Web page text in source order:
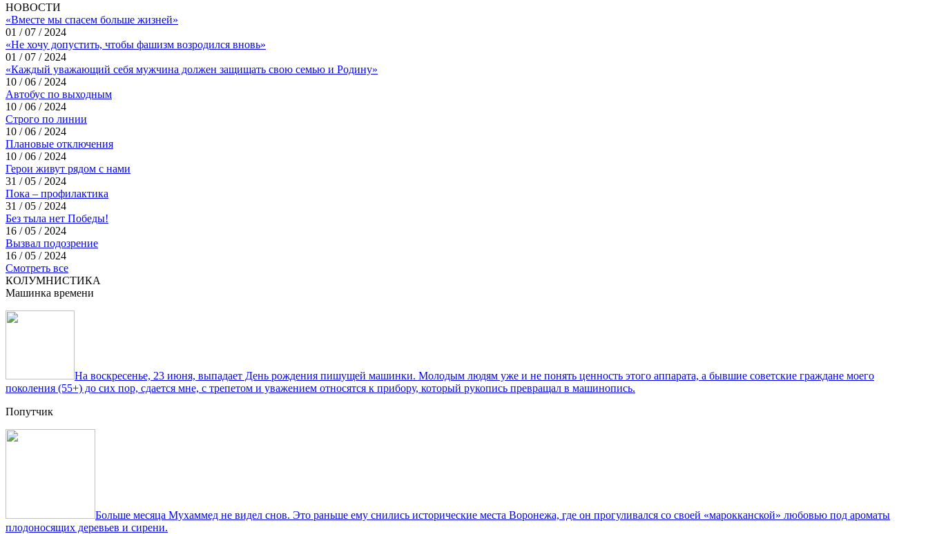
НОВОСТИ
«Вместе мы спасем больше жизней»
01 / 07 / 2024
«Не хочу допустить, чтобы фашизм возродился вновь»
01 / 07 / 2024
«Каждый уважающий себя мужчина должен защищать свою семью и Родину»
10 / 06 / 2024
Автобус по выходным
10 / 06 / 2024
Строго по линии
10 / 06 / 2024
Плановые отключения
10 / 06 / 2024
Герои живут рядом с нами
31 / 05 / 2024
Пока – профилактика
31 / 05 / 2024
Без тыла нет Победы!
16 / 05 / 2024
Вызвал подозрение
16 / 05 / 2024
Смотреть все
КОЛУМНИСТИКА
Машинка времени
На воскресенье, 23 июня, выпадает День рождения пишущей машинки. Молодым людям уже и не понять ценность этого аппарата, а бывшие советские граждане моего
поколения (55+) до сих пор, сдается мне, с трепетом и уважением относятся к прибору, который рукопись превращал в машинопись.
Попутчик
Больше месяца Мухаммед не видел снов. Это раньше ему снились исторические места Воронежа, где он прогуливался со своей «марокканской» любовью под ароматы
плодоносящих деревьев и сирени.